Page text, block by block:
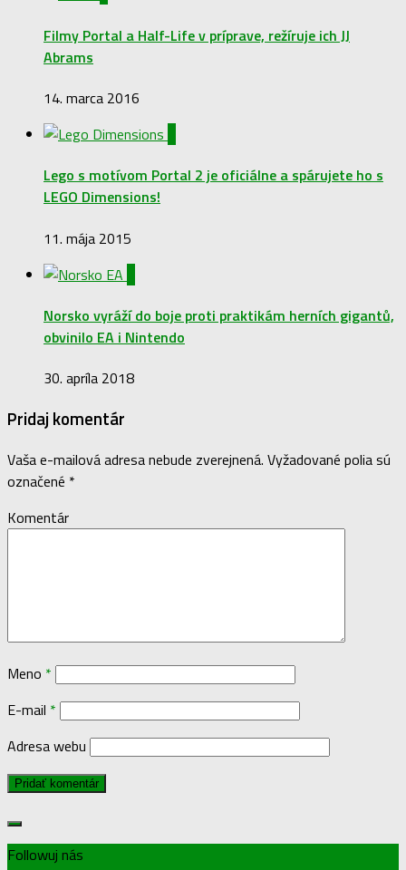
Filmy Portal a Half-Life v príprave, režíruje ich JJ
Abrams
14. marca 2016
Lego s motívom Portal 2 je oficiálne a spárujete ho s
LEGO Dimensions!
11. mája 2015
Norsko vyráží do boje proti praktikám herních gigantů,
obvinilo EA i Nintendo
30. apríla 2018
Pridaj komentár
Vaša e-mailová adresa nebude zverejnená. Vyžadované polia sú
označené *
Komentár
Meno *
E-mail *
Adresa webu
Followuj nás